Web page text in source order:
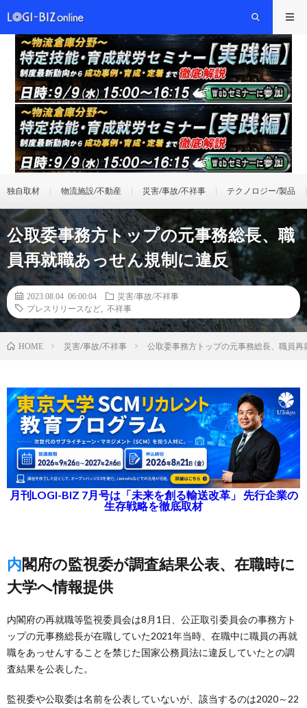
独自取材 物流施設/不動産 災害/事故/不祥事 テクノロジー/製品
公取委事務方トップの元事務総長、職
員再就職あっせん規制に違反
2023.08.04 06:00:04
災害/事故/不祥事
プレスリリースなど
不祥事
HOME 災害/事故/不祥事 公取委事務方トップの元事務総長、職員
月刊LOGI-BIZ 7月号は「未来を創る輸送改革」 先行企業の
生存戦略を徹底取材
内閣府の監視委が調査結果公表、在職時に
大学へ情報提供
内閣府の再就職等監視委員会は8月1日、公正取引委員会の事務方ト
ップの元事務総長が在職していた2021年当時、在職中に職員の再就
職をあっせんすることを禁じた国家公務員法に違反していたとの調
査結果を公表した。
監視委や公取委は名前を公表していないが、該当するのは2020～22